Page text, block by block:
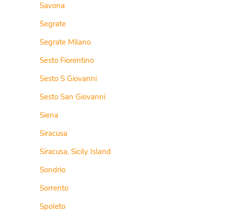
Savona
Segrate
Segrate Milano
Sesto Fiorentino
Sesto S Giovanni
Sesto San Giovanni
Siena
Siracusa
Siracusa, Sicily Island
Sondrio
Sorrento
Spoleto